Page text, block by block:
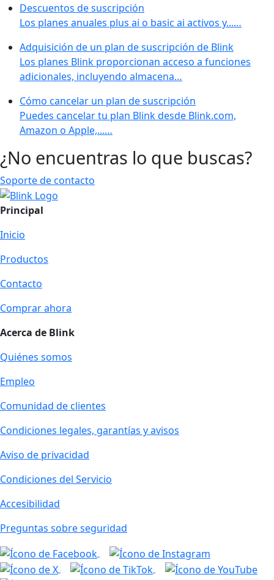
Descuentos de suscripción
Los planes anuales plus ai o basic ai activos y...…
Adquisición de un plan de suscripción de Blink
Los planes Blink proporcionan acceso a funciones
adicionales, incluyendo almacena…
Cómo cancelar un plan de suscripción
Puedes cancelar tu plan Blink desde Blink.com,
Amazon o Apple,...…
¿No encuentras lo que buscas?
Soporte de contacto
Principal
Inicio
Productos
Contacto
Comprar ahora
Acerca de Blink
Quiénes somos
Empleo
Comunidad de clientes
Condiciones legales, garantías y avisos
Aviso de privacidad
Condiciones del Servicio
Accesibilidad
Preguntas sobre seguridad